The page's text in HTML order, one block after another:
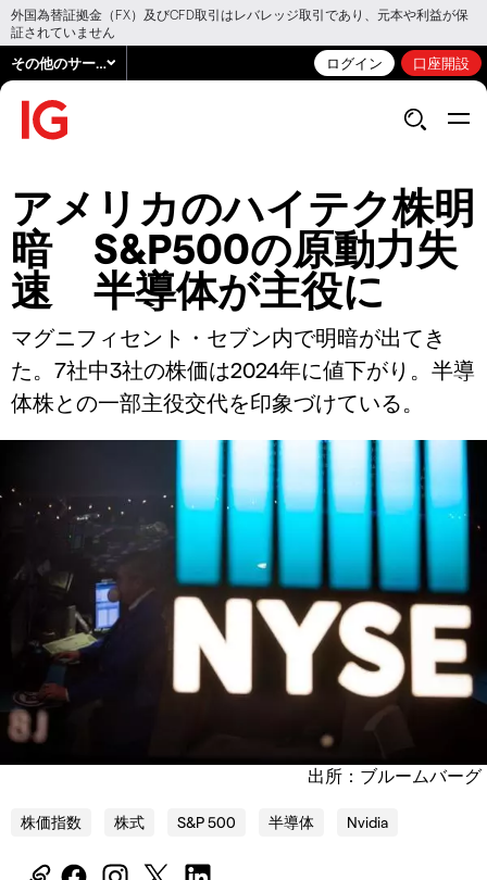
外国為替証拠金（FX）及びCFD取引はレバレッジ取引であり、元本や利益が保
証されていません
その他のサービス ログイン 口座開設
アメリカのハイテク株明
暗 S&P500の原動力失
速 半導体が主役に
マグニフィセント・セブン内で明暗が出てき
た。7社中3社の株価は2024年に値下がり。半導
体株との一部主役交代を印象づけている。
出所：ブルームバーグ
株価指数 株式 S&P 500 半導体 Nvidia